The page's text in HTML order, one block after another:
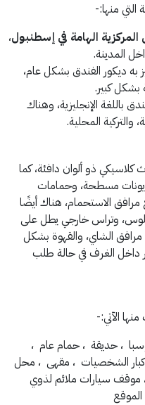
التي منها:-
المركزية الهامة في إسطنبول،
المدينة.
به ديكور الفندق بشكل عام،
بشكل كبير.
باللغة الإنجليزية، وهناك
والتركية المحلية.
كلاسيكي ذو ألوان دافئة، كما
مسطحة، وحمامات
الاستحمام، هناك أيضًا
وتراس خارجي يطل على
الشاي، والقهوة بشكل
داخل الغرف في حالة طلب
الآتي:-
وسبا ، حديقة ، حمام عام ،
الشخصيات ، مقهى ، محل
سيارات ملائم لذوي